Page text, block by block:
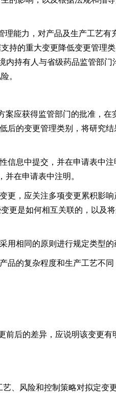
能力，对产品及生产工艺有
持的重大变更降低变更管理
持有人与省级药品监管部
。
应获得监管部门的批准，在
后的变更管理类别，将研究
息中提交，并在申请表中注
在申请表中注明。
，应关注多项变更累积影响
更是如何相互关联的，以及
相同的原则进行规定类型的
的复杂程度和生产工艺不同
后的差异，应说明该变更有
风险和控制策略对拟定变更